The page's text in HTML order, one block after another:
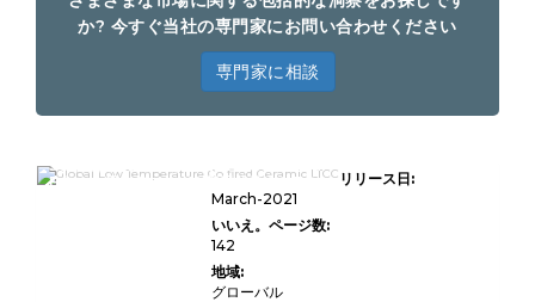
か? 今すぐ当社の専門家にお問い合わせください
専門家に相談
5G市場調査レポート2022 Professional
Edition用のグローバル低温共発火セラミ
リリース日:
March-2021
いいえ。ページ数:
142
地域:
グローバル